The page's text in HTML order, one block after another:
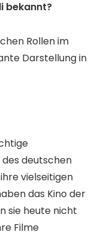
bekannt?
Rollen im
Darstellung in
deutschen
vielseitigen
das Kino der
sie heute nicht
Filme